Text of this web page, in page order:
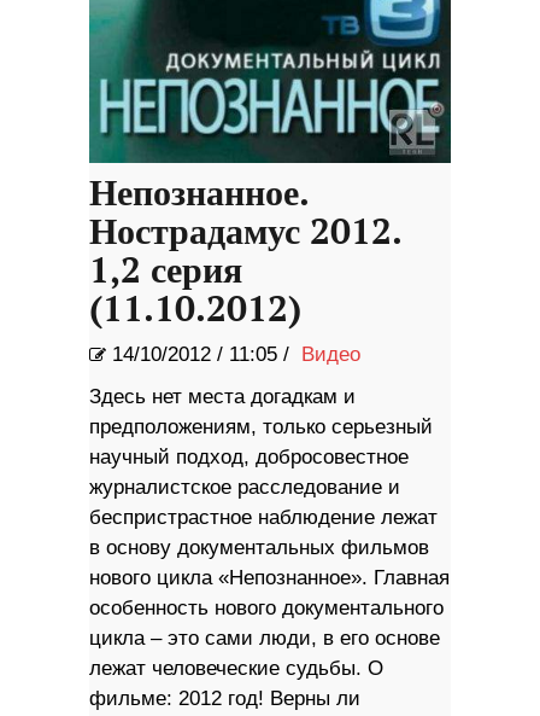
Непознанное.
Нострадамус 2012.
1,2 серия
(11.10.2012)
14/10/2012 / 11:05 /
Видео
Здесь нет места догадкам и
предположениям, только серьезный
научный подход, добросовестное
журналистское расследование и
беспристрастное наблюдение лежат
в основу документальных фильмов
нового цикла «Непознанное». Главная
особенность нового документального
цикла – это сами люди, в его основе
лежат человеческие судьбы. О
фильме: 2012 год! Верны ли